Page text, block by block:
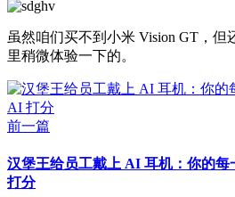
虽然咱们买不到小米 Vision GT，但
里稍微体验一下的。
前一篇
汉堡王给员工戴上 AI 耳机：你的
打分